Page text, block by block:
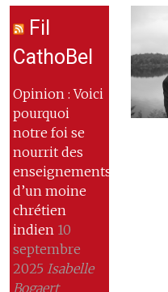
Fil
CathoBel
Opinion : Voici
pourquoi
notre foi se
nourrit des
enseignements
d’un moine
chrétien
indien 10
septembre
2025 Isabelle
Bogaert